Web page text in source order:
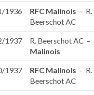
1936 RFC Malinois – R.
Beerschot AC
1937 R. Beerschot AC –
Malinois
1937 RFC Malinois – R.
Beerschot AC